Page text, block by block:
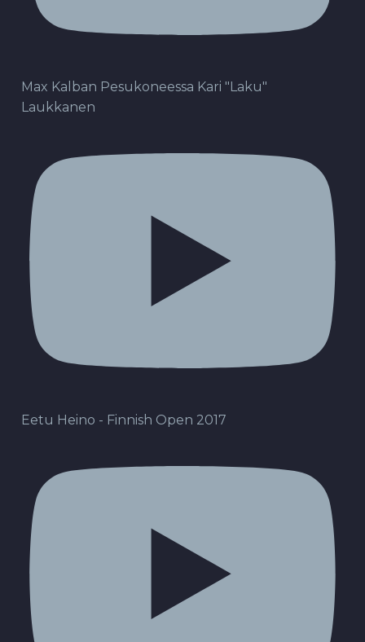
Max Kalban Pesukoneessa Kari "Laku"
Laukkanen
Eetu Heino - Finnish Open 2017